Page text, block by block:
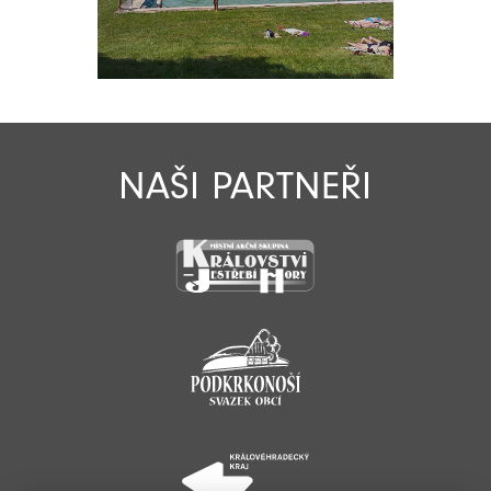
NAŠI PARTNEŘI